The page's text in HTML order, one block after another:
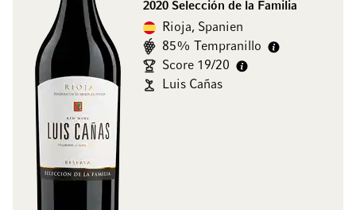
2020 Selección de la Familia
Rioja, Spanien
85% Tempranillo
Score 19/20
Luis Cañas